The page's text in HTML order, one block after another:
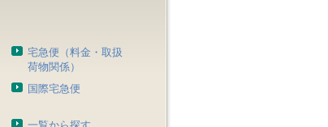
宅急便（料金・取扱
荷物関係）
国際宅急便